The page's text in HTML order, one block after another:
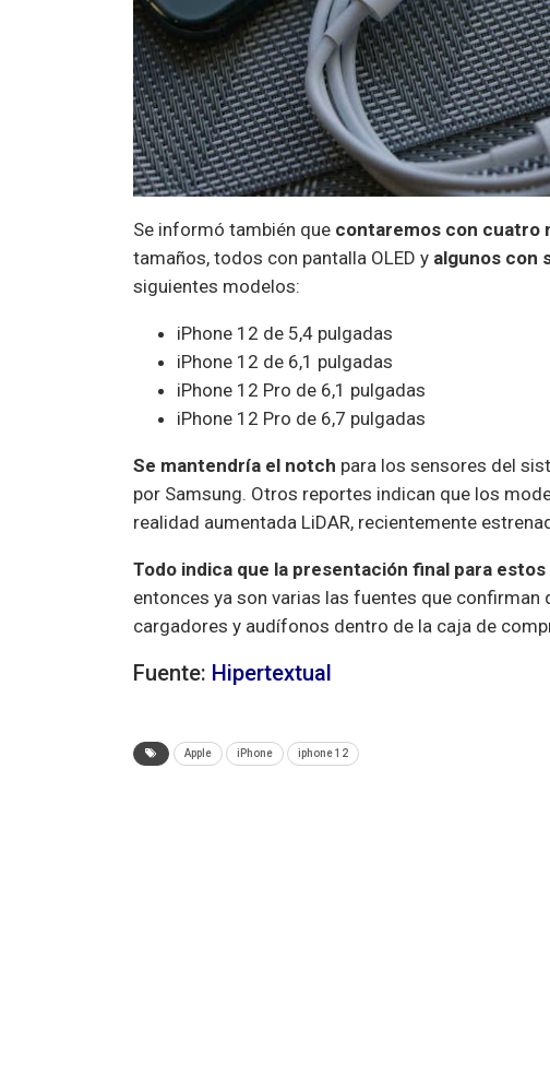
Se informó también que contaremos con cuatro
tamaños, todos con pantalla OLED y algunos con
siguientes modelos:
iPhone 12 de 5,4 pulgadas
iPhone 12 de 6,1 pulgadas
iPhone 12 Pro de 6,1 pulgadas
iPhone 12 Pro de 6,7 pulgadas
Se mantendría el notch para los sensores del
por Samsung. Otros reportes indican que los
realidad aumentada LiDAR, recientemente
Todo indica que la presentación final para
entonces ya son varias las fuentes que
cargadores y audífonos dentro de la caja de
Fuente: Hipertextual
Apple iPhone iphone 12